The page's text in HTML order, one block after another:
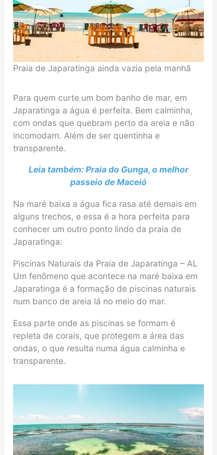
Praia de Japaratinga ainda vazia pela manhã
Para quem curte um bom banho de mar, em
Japaratinga a água é perfeita. Bem calminha,
com ondas que quebram perto da areia e não
incomodam. Além de ser quentinha e
transparente.
Leia também: Praia do Gunga, o melhor
passeio de Maceió
Na maré baixa a água fica rasa até demais em
alguns trechos, e essa é a hora perfeita para
conhecer um outro ponto lindo da praia de
Japaratinga:
Piscinas Naturais da Praia de Japaratinga – AL
Um fenômeno que acontece na maré baixa em
Japaratinga é a formação de piscinas naturais
num banco de areia lá no meio do mar.
Essa parte onde as piscinas se formam é
repleta de corais, que protegem a área das
ondas, o que resulta numa água calminha e
transparente.